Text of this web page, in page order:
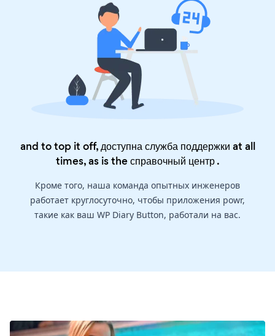
and to top it off, доступна служба поддержки at all
times, as is theсправочный центр.
Кроме того, наша команда опытных инженеров
работает круглосуточно, чтобы приложения powr,
такие как ваш WP Diary Button, работали на вас.